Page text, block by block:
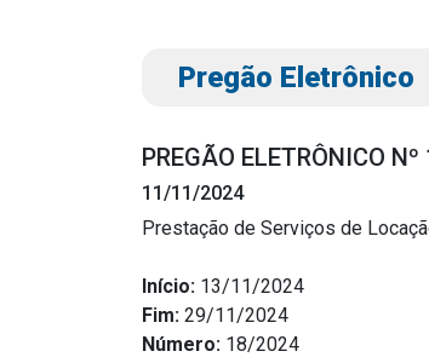
Transparência
Portal da Transparência
Pregão Eletrônico
PREGÃO ELETRÔNICO
11/11/2024
Prestação de Serviços de
Início: 13/11/2024
Fim: 29/11/2024
Número: 18/2024